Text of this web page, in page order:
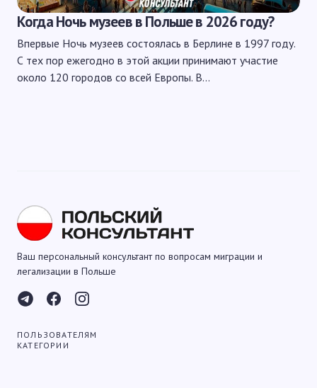
Когда Ночь музеев в Польше в 2026 году?
Впервые Ночь музеев состоялась в Берлине в 1997 году.
С тех пор ежегодно в этой акции принимают участие
около 120 городов со всей Европы. В…
Ваш персональный консультант по вопросам миграции и
легализации в Польше
ПОЛЬЗОВАТЕЛЯМ
КАТЕГОРИИ